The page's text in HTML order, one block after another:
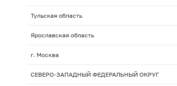
Тульская область
Ярославская область
г. Москва
СЕВЕРО-ЗАПАДНЫЙ ФЕДЕРАЛЬНЫЙ ОКРУГ